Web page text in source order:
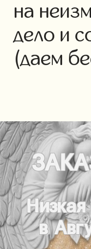
на
дело и
(даем
в